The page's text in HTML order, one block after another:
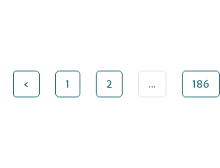
‹ 1 2 ... 186